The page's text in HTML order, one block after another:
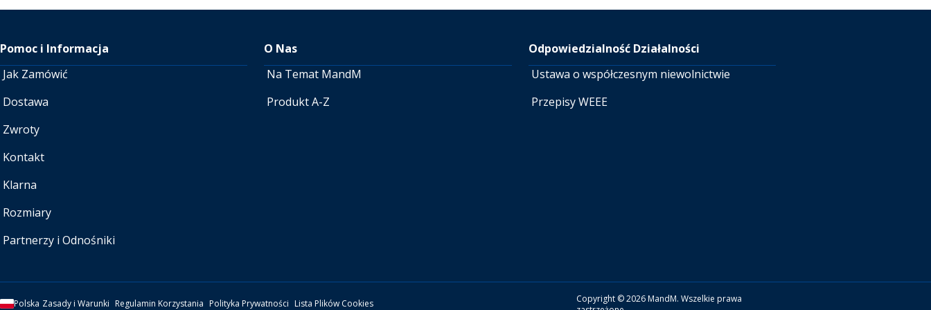
Pomoc i Informacja
Jak Zamówić
Dostawa
Zwroty
Kontakt
Klarna
Rozmiary
Partnerzy i Odnośniki
O Nas
Na Temat MandM
Produkt A-Z
Odpowiedzialność Działalności
Ustawa o współczesnym niewolnictwie
Przepisy WEEE
Polska Zasady i Warunki Regulamin Korzystania Polityka Prywatności Lista Plików Cookies
Copyright © 2026 MandM. Wszelkie prawa